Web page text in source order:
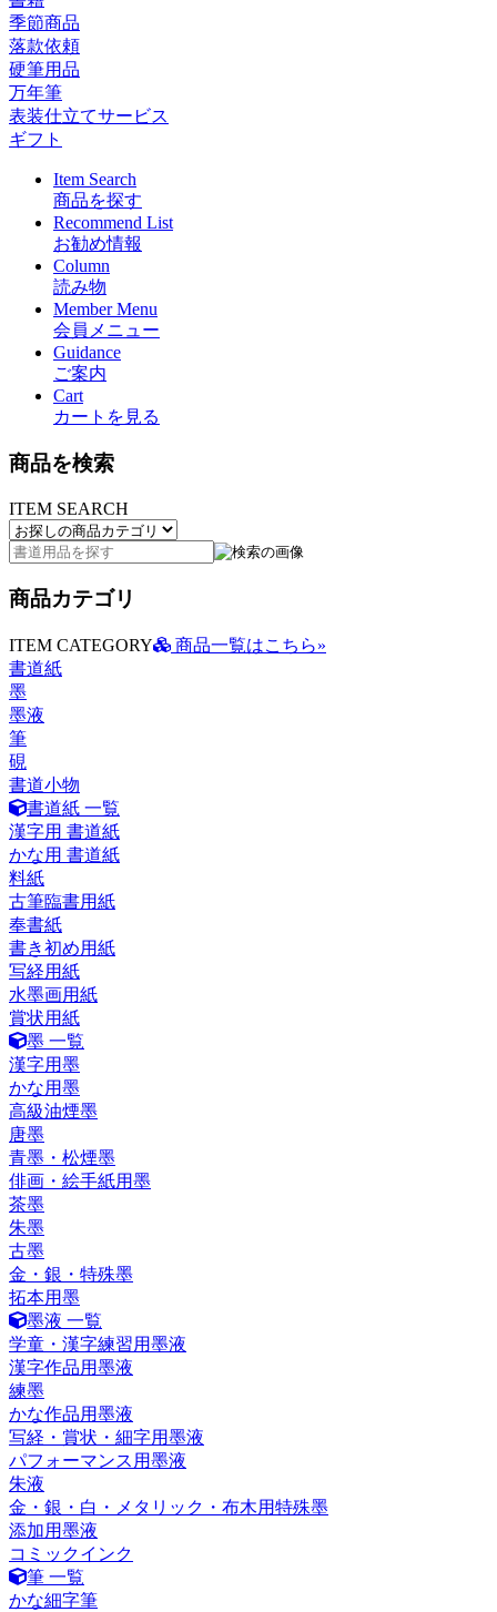
季節商品
落款依頼
硬筆用品
万年筆
表装仕立てサービス
ギフト
Item Search
商品を探す
Recommend List
お勧め情報
Column
読み物
Member Menu
会員メニュー
Guidance
ご案内
Cart
カートを見る
商品を検索
ITEM SEARCH
商品カテゴリ
ITEM CATEGORY
商品一覧はこちら»
書道紙
墨
墨液
筆
硯
書道小物
書道紙 一覧
漢字用 書道紙
かな用 書道紙
料紙
古筆臨書用紙
奉書紙
書き初め用紙
写経用紙
水墨画用紙
賞状用紙
墨 一覧
漢字用墨
かな用墨
高級油煙墨
唐墨
青墨・松煙墨
俳画・絵手紙用墨
茶墨
朱墨
古墨
金・銀・特殊墨
拓本用墨
墨液 一覧
学童・漢字練習用墨液
漢字作品用墨液
練墨
かな作品用墨液
写経・賞状・細字用墨液
パフォーマンス用墨液
朱液
金・銀・白・メタリック・布木用特殊墨
添加用墨液
コミックインク
筆 一覧
かな細字筆